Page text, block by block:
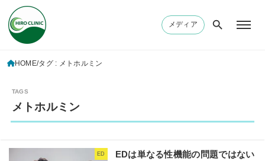
メディア
HOME タグ : メトホルミン
メトホルミン
ED
EDは単なる性機能の問題ではない